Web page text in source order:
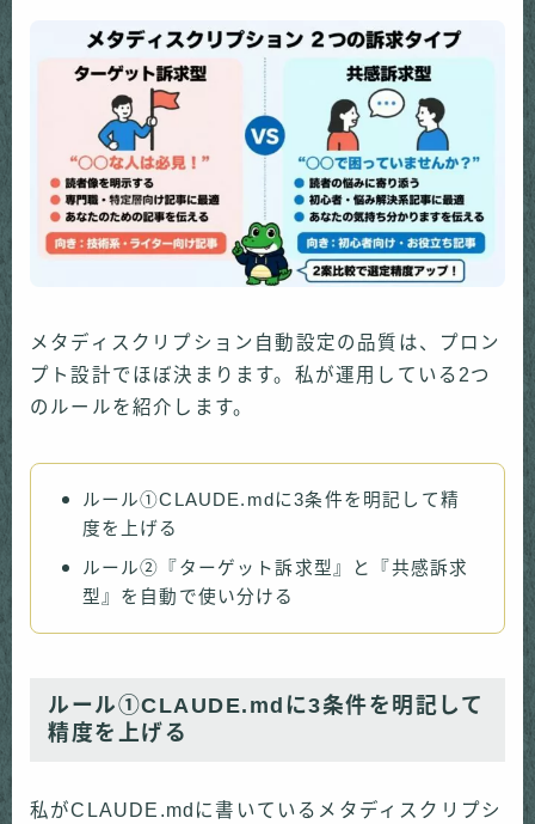
メタディスクリプション自動設定の品質は、プロン
プト設計でほぼ決まります。私が運用している2つ
のルールを紹介します。
ルール①CLAUDE.mdに3条件を明記して精
度を上げる
ルール②『ターゲット訴求型』と『共感訴求
型』を自動で使い分ける
ルール①CLAUDE.mdに3条件を明記して
精度を上げる
私がCLAUDE.mdに書いているメタディスクリプシ